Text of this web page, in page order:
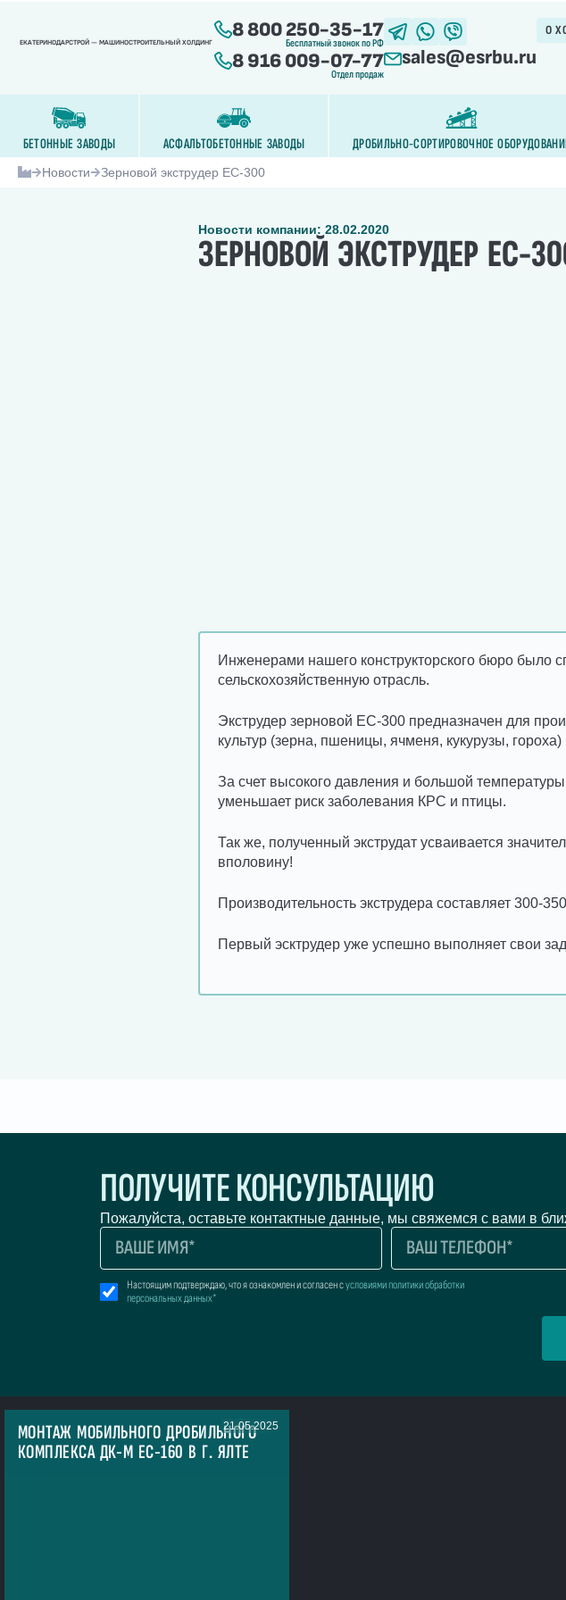
ЕКАТЕРИНОДАРСТРОЙ — МАШИНОСТРОИТЕЛЬНЫЙ ХОЛДИНГ
8 800 250-35-17
Бесплатный звонок по РФ
8 916 009-07-77
Отдел продаж
sales@esrbu.ru
О
БЕТОННЫЕ ЗАВОДЫ АСФАЛЬТОБЕТОННЫЕ ЗАВОДЫ ДРОБИЛЬНО-СОРТИРОВОЧНОЕ
Новости Зерновой экструдер ЕС-300
Новости компании: 28.02.2020
ЗЕРНОВОЙ ЭКСТРУДЕР ЕС-
Инженерами нашего конструкторского бюро было
сельскохозяйственную отрасль.
Экструдер зерновой ЕС-300 предназначен для
культур (зерна, пшеницы, ячменя, кукурузы,
За счет высокого давления и большой
уменьшает риск заболевания КРС и птицы.
Так же, полученный экструдат усваивается
вполовину!
Производительность экструдера составляет 300-
Первый эсктрудер уже успешно выполняет свои
ПОЛУЧИТЕ КОНСУЛЬТАЦИЮ
Пожалуйста, оставьте контактные данные, мы свяжемся с вами в
Настоящим подтверждаю, что я ознакомлен и согласен сусловиями политики обработки
персональных данных*
21.05.2025
МОНТАЖ МОБИЛЬНОГО ДРОБИЛЬНОГО
КОМПЛЕКСА ДК-М ЕС-160 В Г. ЯЛТЕ